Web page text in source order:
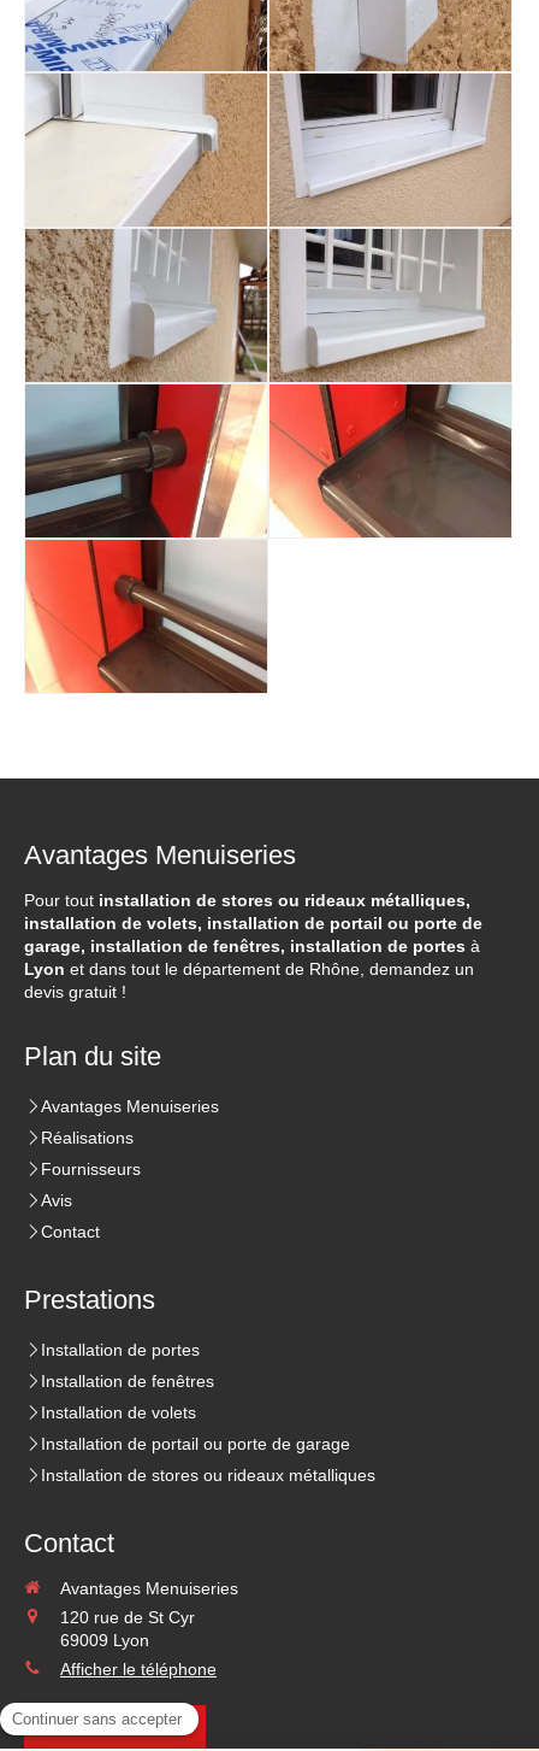
Avantages Menuiseries
Pour tout installation de stores ou rideaux métalliques,
installation de volets, installation de portail ou porte de
garage, installation de fenêtres, installation de portes à
Lyon et dans tout le département de Rhône, demandez un
devis gratuit !
Plan du site
Avantages Menuiseries
Réalisations
Fournisseurs
Avis
Contact
Prestations
Installation de portes
Installation de fenêtres
Installation de volets
Installation de portail ou porte de garage
Installation de stores ou rideaux métalliques
Contact
Avantages Menuiseries
120 rue de St Cyr
69009 Lyon
Afficher le téléphone
Demander un devis